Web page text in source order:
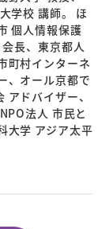
学校 講師。 ほ
個人情報保護
長、東京都人
町村インターネ
、オール京都で
ドバイザー、
法人 市民と
大学 アジア太平